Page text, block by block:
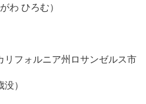
わ ひろむ）
リフォルニア州ロサンゼルス市
）